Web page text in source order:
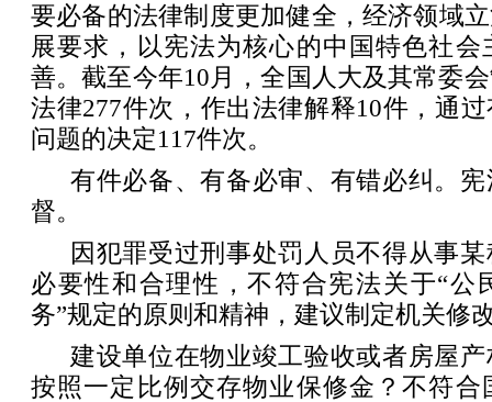
要必备的法律制度更加健全，经济领域
展要求，以宪法为核心的中国特色社
善。截至今年10月，全国人大及其常委
法律277件次，作出法律解释10件，通
问题的决定117件次。
有件必备、有备必审、有错必纠。
督。
因犯罪受过刑事处罚人员不得从事
必要性和合理性，不符合宪法关于“公
务”规定的原则和精神，建议制定机关修
建设单位在物业竣工验收或者房屋
按照一定比例交存物业保修金？不符合